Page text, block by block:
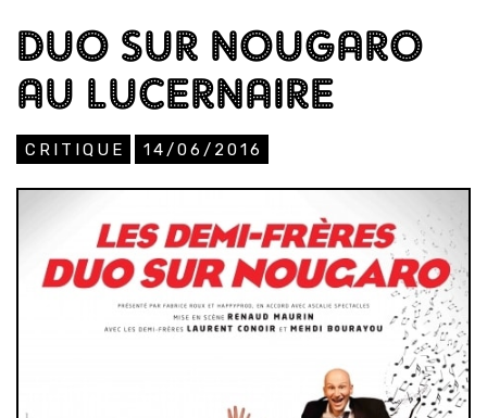
DUO SUR NOUGARO
AU LUCERNAIRE
CRITIQUE 14/06/2016